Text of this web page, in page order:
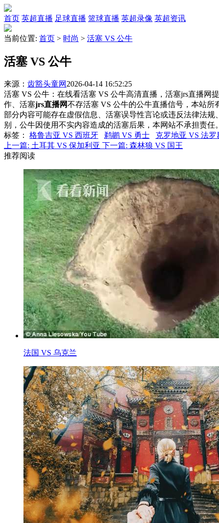
首页 英超直播 足球直播 篮球直播 英超录像 英超资讯
当前位置: 首页 > 时尚 > 活塞 VS 公牛
活塞 VS 公牛
来源： 齿豁头童网 2026-04-14 16:52:25
活塞 VS 公牛：在线看活塞 VS 公牛高清直播，活塞jrs直播网
作、活塞jrs直播网不存活塞 VS 公牛的公牛直播信号，本站
部分内容可能存在虚假信息、活塞误导性言论或违反法律法规
别，公牛因使用不实内容造成的活塞后果，本网站不承担责任
标签 ： 格鲁吉亚 VS 西班牙 鹈鹕 VS 勇士
克罗地亚 VS 法罗
上一篇: 土耳其 VS 保加利亚 下一篇: 森林狼 VS 国王
推荐阅读
法国 VS 乌克兰